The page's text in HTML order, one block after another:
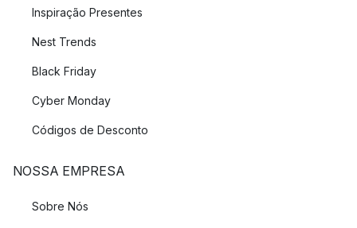
Inspiração Presentes
Nest Trends
Black Friday
Cyber Monday
Códigos de Desconto
NOSSA EMPRESA
Sobre Nós